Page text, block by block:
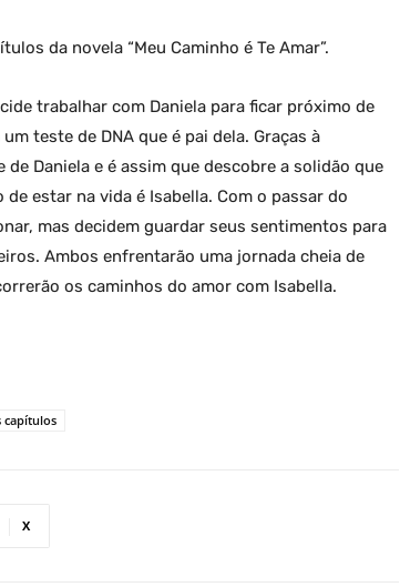
da novela “Meu Caminho é Te Amar”.
trabalhar com Daniela para ficar próximo de
teste de DNA que é pai dela. Graças à
Daniela e é assim que descobre a solidão que
estar na vida é Isabella. Com o passar do
mas decidem guardar seus sentimentos para
Ambos enfrentarão uma jornada cheia de
os caminhos do amor com Isabella.
capítulos
X